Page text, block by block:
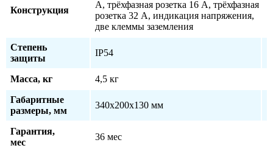
Конструкция
А, трёхфазная розетка 16 А, трёхфазная
розетка 32 А, индикация напряжения,
две клеммы заземления
Степень
защиты
IP54
Масса, кг
4,5 кг
Габаритные
размеры, мм
340х200х130 мм
Гарантия,
мес
36 мес